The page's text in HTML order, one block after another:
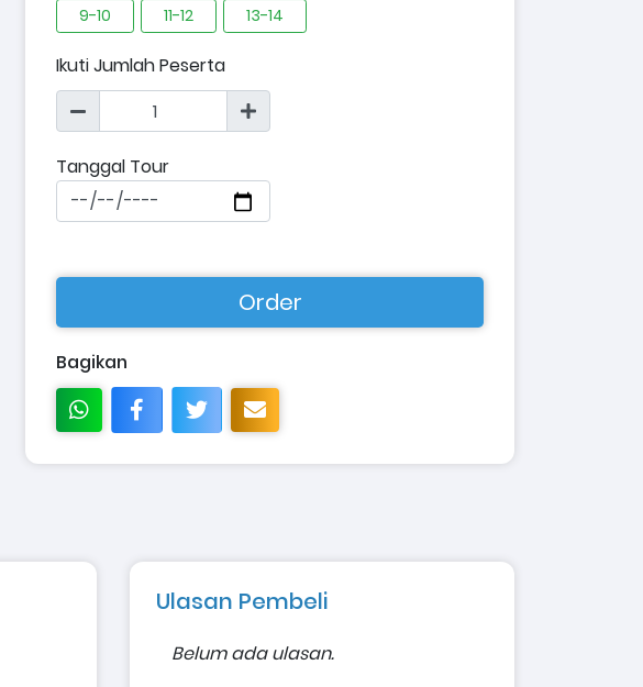
9-10
11-12 13-14
Ikuti Jumlah Peserta
Tanggal Tour
Order
Bagikan
Ulasan Pembeli
Belum ada ulasan.